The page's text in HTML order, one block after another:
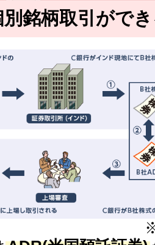
銘柄取引がで